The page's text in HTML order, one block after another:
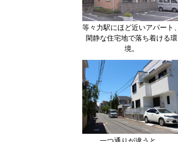
等々力駅にほど近いアパート、
閑静な住宅地で落ち着ける環
境。